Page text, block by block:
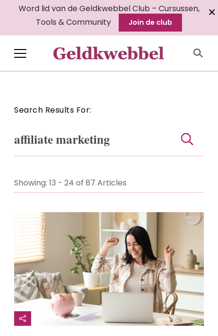
Word lid van de Geldkwebbel Club – Cursussen,
Tools & Community
Join de club
Geldkwebbel
Search Results For:
for:
Showing: 13 - 24 of 87 Articles